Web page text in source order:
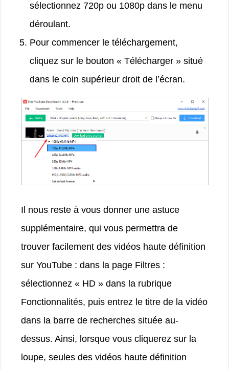
sélectionnez 720p ou 1080p dans le menu
déroulant.
Pour commencer le téléchargement,
cliquez sur le bouton « Télécharger » situé
dans le coin supérieur droit de l’écran.
Il nous reste à vous donner une astuce
supplémentaire, qui vous permettra de
trouver facilement des vidéos haute définition
sur YouTube : dans la page Filtres :
sélectionnez « HD » dans la rubrique
Fonctionnalités, puis entrez le titre de la vidéo
dans la barre de recherches située au-
dessus. Ainsi, lorsque vous cliquerez sur la
loupe, seules des vidéos haute définition